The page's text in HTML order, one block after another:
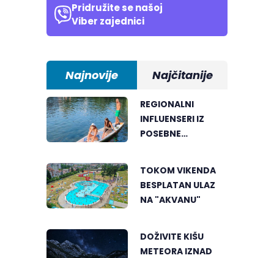
Pridružite se našoj
Viber zajednici
Najnovije Najčitanije
REGIONALNI
INFLUENSERI IZ
POSEBNE
BANJALUKU
TOKOM VIKENDA
BESPLATAN ULAZ
NA "AKVANU"
DOŽIVITE KIŠU
METEORA IZNAD